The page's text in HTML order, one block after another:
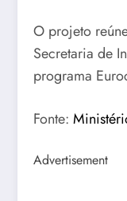
O projeto
Secretaria de
programa
Fonte:
Advertisement